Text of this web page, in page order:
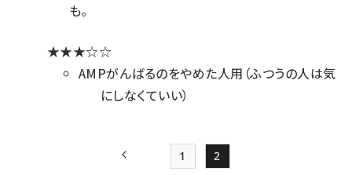
も。
★★★☆☆
AMPがんばるのをやめた人用（ふつうの人は気
にしなくていい）
前ページ Page
1
Page
2